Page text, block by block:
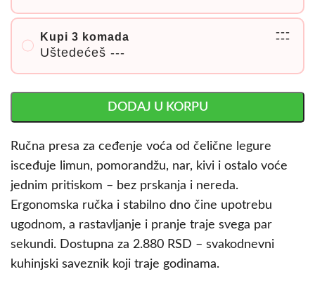
Kupi 3 komada
Uštedećeš ---
---
---
DODAJ U KORPU
Ručna presa za ceđenje voća od čelične legure
isceđuje limun, pomorandžu, nar, kivi i ostalo voće
jednim pritiskom – bez prskanja i nereda.
Ergonomska ručka i stabilno dno čine upotrebu
ugodnom, a rastavljanje i pranje traje svega par
sekundi. Dostupna za 2.880 RSD – svakodnevni
kuhinjski saveznik koji traje godinama.